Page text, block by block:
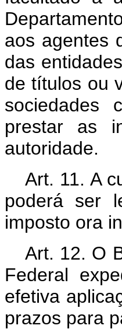
aos agentes
das
de títulos ou
sociedades
prestar as
autoridade.
Art. 11. A
poderá ser
imposto ora
Art. 12. O
Federal
efetiva
prazos para